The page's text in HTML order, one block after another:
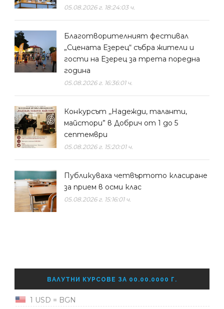
05.08.2026 г. 18:24:03 ч.
Благотворителният фестивал
„Сцената Езерец“ събра жители и
гости на Езерец за трета поредна
година
05.08.2026 г. 16:36:01 ч.
Конкурсът ,,Надежди, таланти,
майстори” в Добрич от 1 до 5
септември
05.08.2026 г. 15:20:01 ч.
Публикуваха четвъртото класиране
за прием в осми клас
05.08.2026 г. 15:16:01 ч.
ВАЛУТНИ КУРСОВЕ ЗА 00.00.0000 Г.
1 USD = BGN